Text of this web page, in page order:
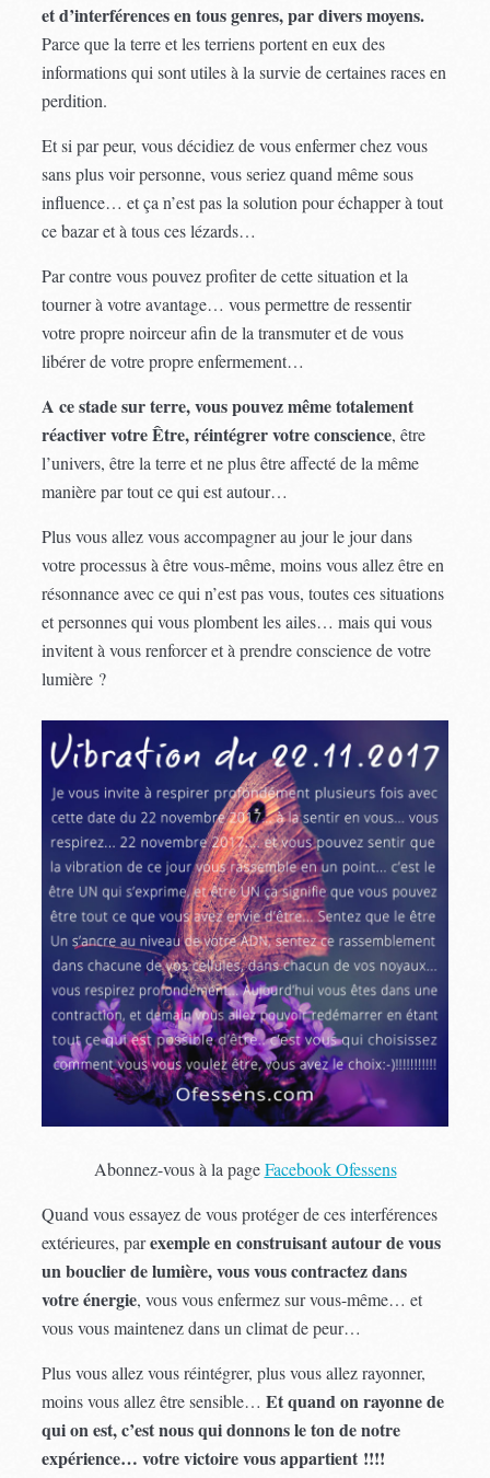
et d’interférences en tous genres, par divers moyens.
Parce que la terre et les terriens portent en eux des
informations qui sont utiles à la survie de certaines races en
perdition.
Et si par peur, vous décidiez de vous enfermer chez vous
sans plus voir personne, vous seriez quand même sous
influence… et ça n’est pas la solution pour échapper à tout
ce bazar et à tous ces lézards…
Par contre vous pouvez profiter de cette situation et la
tourner à votre avantage… vous permettre de ressentir
votre propre noirceur afin de la transmuter et de vous
libérer de votre propre enfermement…
A ce stade sur terre, vous pouvez même totalement
réactiver votre Être, réintégrer votre conscience, être
l’univers, être la terre et ne plus être affecté de la même
manière par tout ce qui est autour…
Plus vous allez vous accompagner au jour le jour dans
votre processus à être vous-même, moins vous allez être en
résonnance avec ce qui n’est pas vous, toutes ces situations
et personnes qui vous plombent les ailes… mais qui vous
invitent à vous renforcer et à prendre conscience de votre
lumière ?
Abonnez-vous à la pageFacebook Ofessens
Quand vous essayez de vous protéger de ces interférences
extérieures, parexemple en construisant autour de vous
un bouclier de lumière, vous vous contractez dans
votre énergie, vous vous enfermez sur vous-même… et
vous vous maintenez dans un climat de peur…
Plus vous allez vous réintégrer, plus vous allez rayonner,
moins vous allez être sensible…Et quand on rayonne de
qui on est, c’est nous qui donnons le ton de notre
expérience… votre victoire vous appartient !!!!